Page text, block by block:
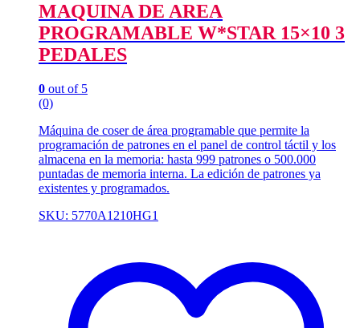
MAQUINA DE AREA
PROGRAMABLE W*STAR 15×10 3
PEDALES
0 out of 5
(0)
Máquina de coser de área programable que permite la
programación de patrones en el panel de control táctil y los
almacena en la memoria: hasta 999 patrones o 500.000
puntadas de memoria interna. La edición de patrones ya
existentes y programados.
SKU: 5770A1210HG1